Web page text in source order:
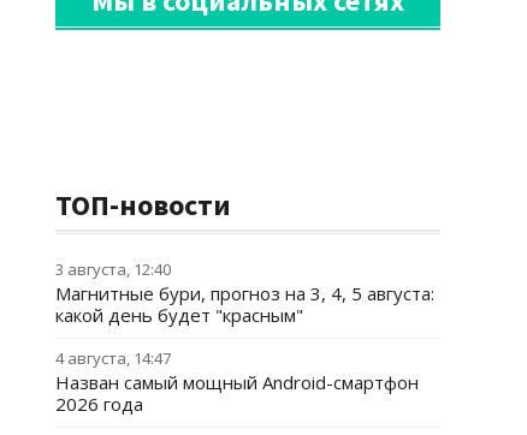
ТОП-новости
3 августа, 12:40
Магнитные бури, прогноз на 3, 4, 5 августа:
какой день будет "красным"
4 августа, 14:47
Назван самый мощный Android-смартфон
2026 года